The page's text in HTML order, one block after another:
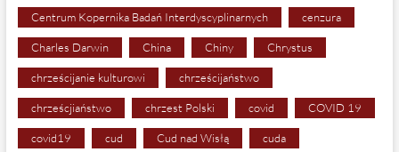
Centrum Kopernika Badań Interdyscyplinarnych cenzura
Charles Darwin China Chiny Chrystus
chrześcijanie kulturowi chrześcijaństwo
chrześcjiaństwo chrzest Polski covid COVID 19
covid19 cud Cud nad Wisłą cuda